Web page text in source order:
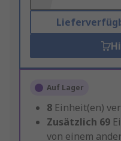
Auf Lager
8 Einheit(en)
Zusätzlich 69
von einem